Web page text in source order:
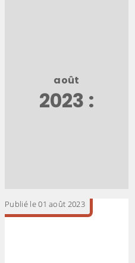
août
2023 :
Publié le 01 août 2023